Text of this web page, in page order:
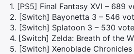
1. [PS5] Final Fantasy XVI – 689
2. [Switch] Bayonetta 3 – 546
3. [Switch] Splatoon 3 – 530
4. [Switch] Zelda: Breath of the
5. [Switch] Xenoblade